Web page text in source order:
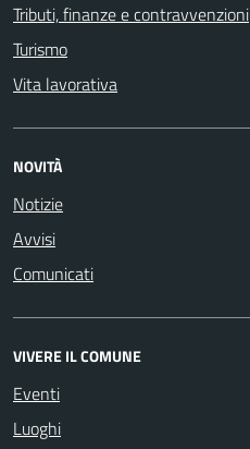
Tributi, finanze e contravvenzioni
Turismo
Vita lavorativa
NOVITÀ
Notizie
Avvisi
Comunicati
VIVERE IL COMUNE
Eventi
Luoghi